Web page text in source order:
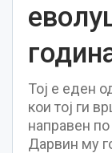
Тој е еден
кои тој ги
направен
Дарвин му